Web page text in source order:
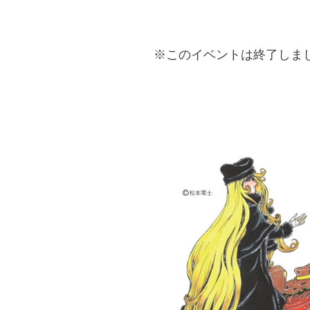
※このイベントは終了しま